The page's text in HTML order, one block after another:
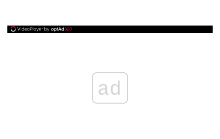
ad